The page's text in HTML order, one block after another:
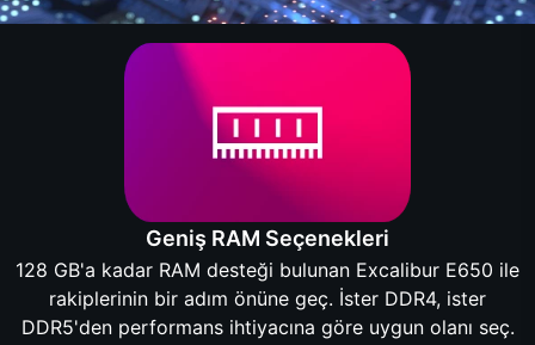
Geniş RAM Seçenekleri
128 GB'a kadar RAM desteği bulunan Excalibur E650 ile
rakiplerinin bir adım önüne geç. İster DDR4, ister
DDR5'den performans ihtiyacına göre uygun olanı seç.